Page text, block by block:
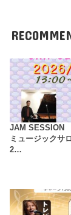
JAM SESSION
ミュージックサ
2…